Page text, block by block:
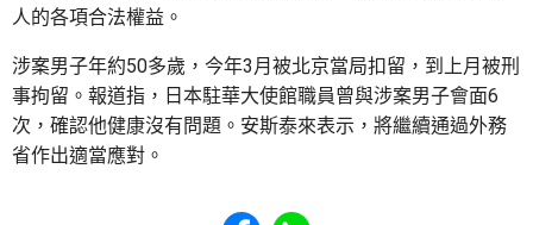
人的各項合法權益。
涉案男子年約50多歲，今年3月被北京當局扣留，到上月被刑
事拘留。報道指，日本駐華大使館職員曾與涉案男子會面6
次，確認他健康沒有問題。安斯泰來表示，將繼續通過外務
省作出適當應對。
Share to Facebook
Share to WhatsApp